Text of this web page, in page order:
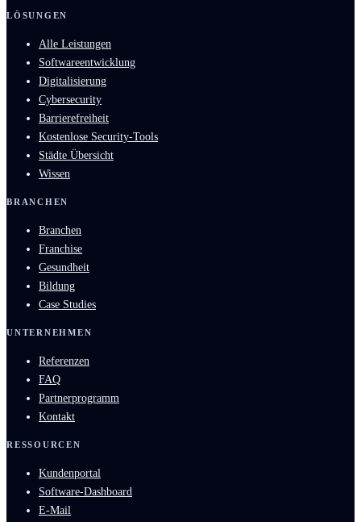
LÖSUNGEN
Alle Leistungen
Softwareentwicklung
Digitalisierung
Cybersecurity
Barrierefreiheit
Kostenlose Security-Tools
Städte Übersicht
Wissen
BRANCHEN
Branchen
Franchise
Gesundheit
Bildung
Case Studies
UNTERNEHMEN
Referenzen
FAQ
Partnerprogramm
Kontakt
RESSOURCEN
Kundenportal
Software-Dashboard
E-Mail